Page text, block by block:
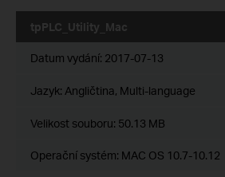
tpPLC_Utility_Mac
Datum vydání: 2017-07-13
Jazyk: Angličtina, Multi-language
Velikost souboru: 50.13 MB
Operační systém: MAC OS 10.7-10.12